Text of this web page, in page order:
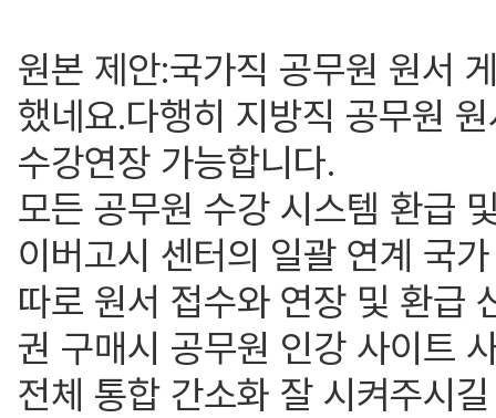
원본 제안:국가직 공무원 원서
했네요.다행히 지방직 공무원
수강연장 가능합니다.
모든 공무원 수강 시스템 환급
이버고시 센터의 일괄 연계 국
따로 원서 접수와 연장 및 환급
권 구매시 공무원 인강 사이트
전체 통합 간소화 잘 시켜주시